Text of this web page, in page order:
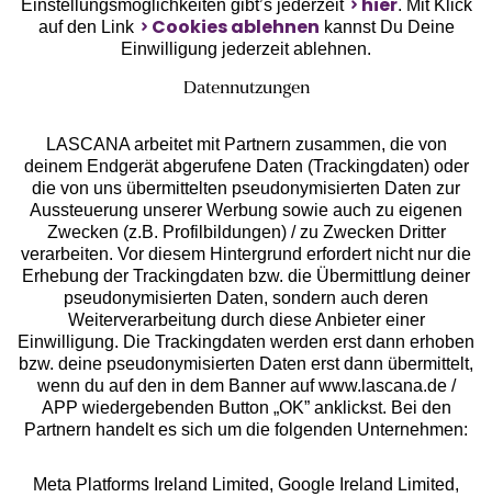
Services
Beratung
Über uns
Rechtliches
Einstellungsmöglichkeiten gibt’s jederzeit
hier. Mit Klick
auf den Link
Cookies ablehnen kannst Du Deine
Einwilligung jederzeit ablehnen.
Datennutzungen
LASCANA arbeitet mit Partnern zusammen, die von
deinem Endgerät abgerufene Daten (Trackingdaten) oder
die von uns übermittelten pseudonymisierten Daten zur
Aussteuerung unserer Werbung sowie auch zu eigenen
Zwecken (z.B. Profilbildungen) / zu Zwecken Dritter
verarbeiten. Vor diesem Hintergrund erfordert nicht nur die
Erhebung der Trackingdaten bzw. die Übermittlung deiner
pseudonymisierten Daten, sondern auch deren
Weiterverarbeitung durch diese Anbieter einer
Einwilligung. Die Trackingdaten werden erst dann erhoben
bzw. deine pseudonymisierten Daten erst dann übermittelt,
wenn du auf den in dem Banner auf www.lascana.de /
APP wiedergebenden Button „OK” anklickst. Bei den
Partnern handelt es sich um die folgenden Unternehmen:
Meta Platforms Ireland Limited, Google Ireland Limited,